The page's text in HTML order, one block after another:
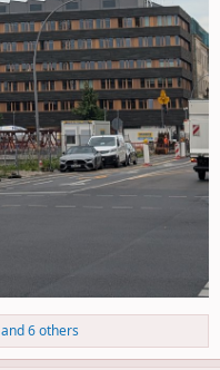
and 6 others